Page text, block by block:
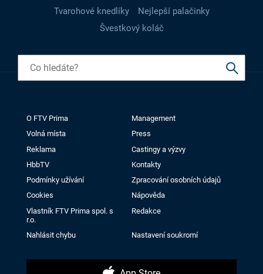
Tvarohové knedlíky
Nejlepší palačinky
Švestkový koláč
O FTV Prima
Management
Volná místa
Press
Reklama
Castingy a výzvy
HbbTV
Kontakty
Podmínky užívání
Zpracování osobních údajů
Cookies
Nápověda
Vlastník FTV Prima spol. s
r.o.
Redakce
Nahlásit chybu Nastavení soukromí